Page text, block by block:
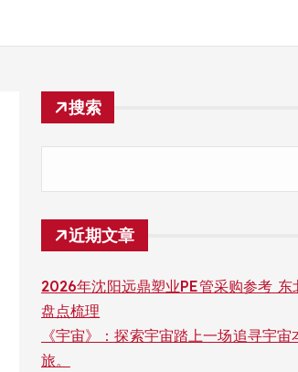
搜索
近期文章
2026年沈阳远鼎塑业PE管采购参考 东
盘点梳理
《宇宙》：探索宇宙踏上一场追寻宇宙
旅。